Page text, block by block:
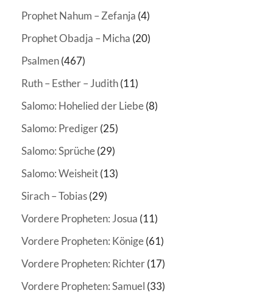
Prophet Nahum – Zefanja (4)
Prophet Obadja – Micha (20)
Psalmen(467)
Ruth – Esther – Judith(11)
Salomo: Hohelied der Liebe(8)
Salomo: Prediger(25)
Salomo: Sprüche(29)
Salomo: Weisheit(13)
Sirach – Tobias(29)
Vordere Propheten: Josua (11)
Vordere Propheten: Könige(61)
Vordere Propheten: Richter(17)
Vordere Propheten: Samuel (33)